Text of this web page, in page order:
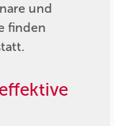
und
finden